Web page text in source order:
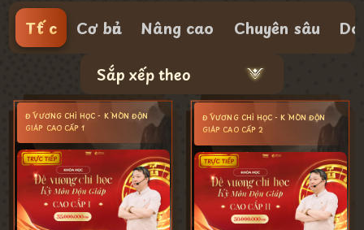
Tất cả Cơ bản Nâng cao Chuyên sâu
Sắp xếp theo
ĐẾ VƯƠNG CHỈ HỌC - KỲ MÔN ĐỘN
GIÁP CAO CẤP 1
ĐẾ VƯƠNG CHỈ HỌC - KỲ MÔN ĐỘN
GIÁP CAO CẤP 2